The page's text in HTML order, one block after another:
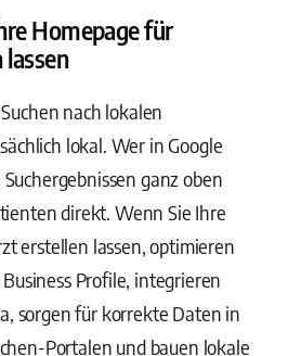
Homepage für
nach lokalen
lokal. Wer in Google
ganz oben
direkt. Wenn Sie Ihre
erstellen lassen, optimieren
Profile, integrieren
sorgen für korrekte Daten in
Portalen und bauen lokale